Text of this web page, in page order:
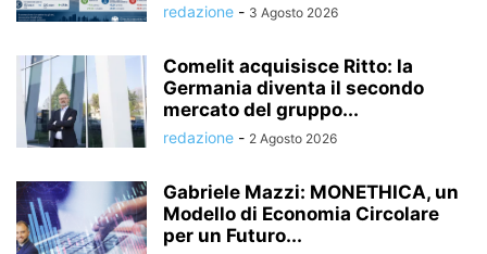
redazione - 3 Agosto 2026
Comelit acquisisce Ritto: la
Germania diventa il secondo
mercato del gruppo...
redazione - 2 Agosto 2026
Gabriele Mazzi: MONETHICA, un
Modello di Economia Circolare
per un Futuro...